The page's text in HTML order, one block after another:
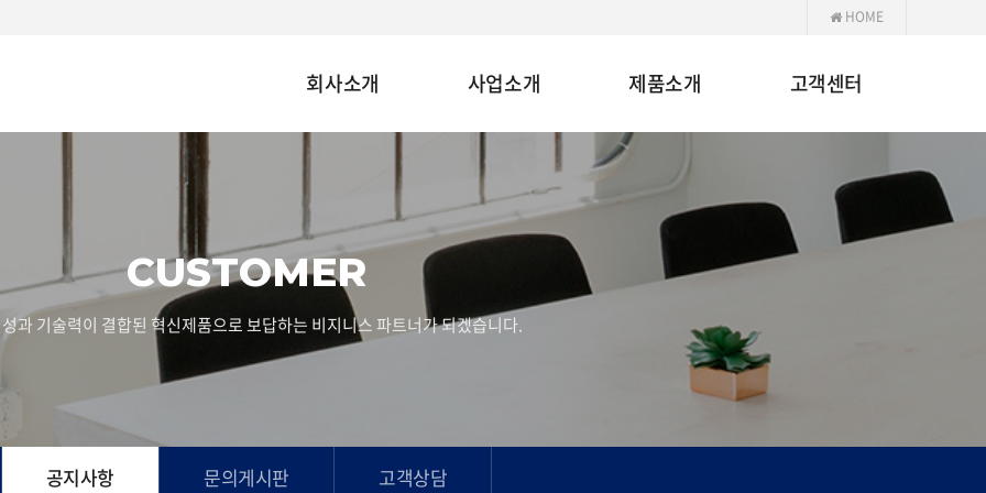
HOME
회사소개 사업소개 제품소개 고객센터
CUSTOMER
과 기술력이 결합된 혁신제품으로 보답하는 비지니스 파트너가 되겠습니다.
공지사항 문의게시판 고객상담